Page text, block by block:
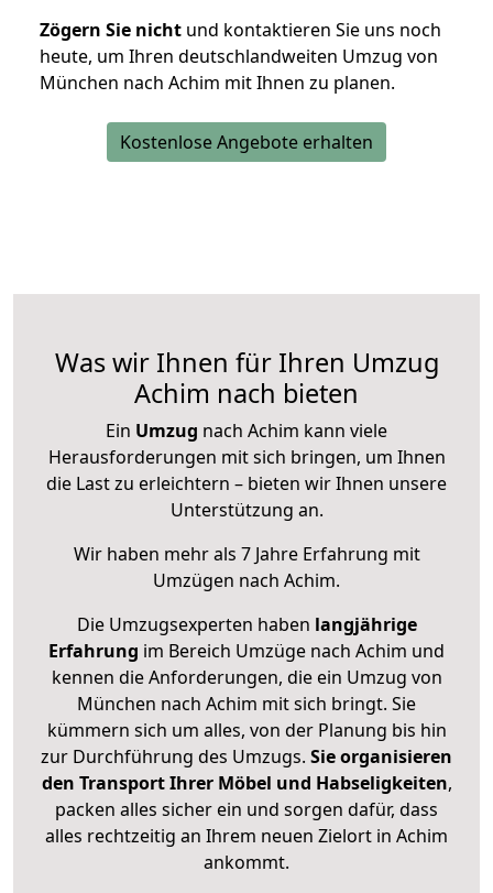
Zögern Sie nicht und kontaktieren Sie uns noch
heute, um Ihren deutschlandweiten Umzug von
München nach Achim mit Ihnen zu planen.
Kostenlose Angebote erhalten
Was wir Ihnen für Ihren Umzug
Achim nach bieten
Ein Umzug nach Achim kann viele
Herausforderungen mit sich bringen, um Ihnen
die Last zu erleichtern – bieten wir Ihnen unsere
Unterstützung an.
Wir haben mehr als 7 Jahre Erfahrung mit
Umzügen nach Achim.
Die Umzugsexperten haben langjährige
Erfahrung im Bereich Umzüge nach Achim und
kennen die Anforderungen, die ein Umzug von
München nach Achim mit sich bringt. Sie
kümmern sich um alles, von der Planung bis hin
zur Durchführung des Umzugs. Sie organisieren
den Transport Ihrer Möbel und Habseligkeiten,
packen alles sicher ein und sorgen dafür, dass
alles rechtzeitig an Ihrem neuen Zielort in Achim
ankommt.